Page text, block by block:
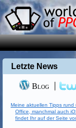
Letzte News
Blog
Meine aktuellen Tipps rund
Office, manchmal auch
findet Ihr auf der Seite